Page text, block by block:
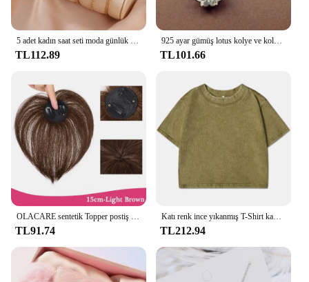
TL112.89
925 ayar gümüş lotus kolye ve kolye kadınlar için yüksek kalite ayar-gümüş-takı
TL101.66
TL91.74
Katı renk ince yıkanmış T-Shirt kadın moda yumuşak pamuk tişörtlerin rahat spor kısa kollu serin Retro giyim kadın
TL212.94